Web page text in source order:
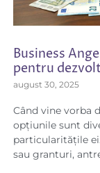
Business
pentru
august 30, 2025
Când vine vorba
opțiunile sunt
particularitățile
sau granturi,